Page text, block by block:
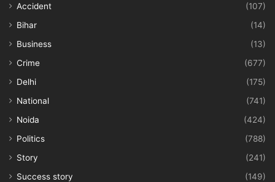
Accident
(107)
Bihar
(14)
Business
(13)
Crime
(677)
Delhi
(175)
National
(741)
Noida
(424)
Politics
(788)
Story
(241)
Success story
(149)